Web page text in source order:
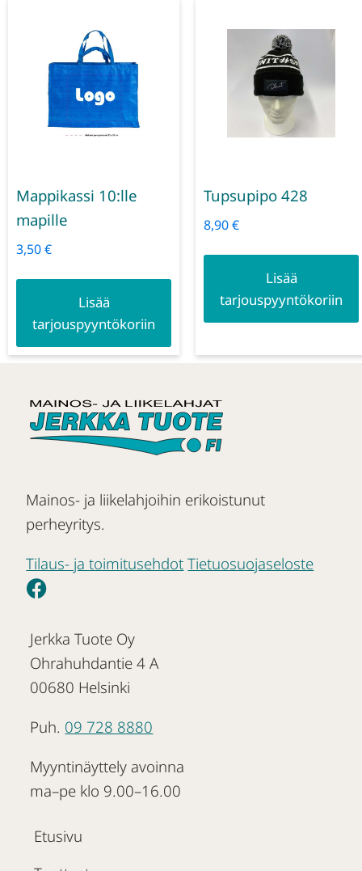
Mappikassi 10:lle
mapille
3,50€
Lisää
tarjouspyyntökoriin
Tupsupipo 428
8,90€
Lisää
tarjouspyyntökoriin
Mainos- ja liikelahjoihin erikoistunut
perheyritys.
Tilaus- ja toimitusehdot Tietuosuojaseloste
Jerkka Tuote Oy
Ohrahuhdantie 4 A
00680 Helsinki
Puh. 09 728 8880
Myyntinäyttely avoinna
ma–pe klo 9.00–16.00
Etusivu